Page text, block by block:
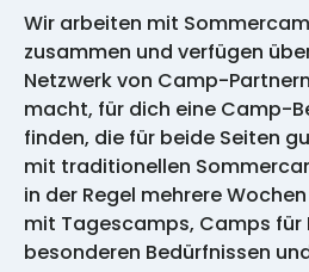
Wir arbeiten mit
zusammen und verfügen
Netzwerk von Camp-
macht, für dich eine Camp-
finden, die für beide Seiten
mit traditionellen
in der Regel mehrere
mit Tagescamps, Camps für
besonderen Bedürfnissen